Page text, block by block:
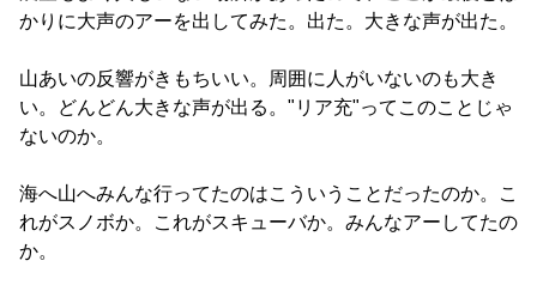
かりに大声のアーを出してみた。出た。大きな声が出た。
山あいの反響がきもちいい。周囲に人がいないのも大き
い。どんどん大きな声が出る。"リア充"ってこのことじゃ
ないのか。
海へ山へみんな行ってたのはこういうことだったのか。こ
れがスノボか。これがスキューバか。みんなアーしてたの
か。